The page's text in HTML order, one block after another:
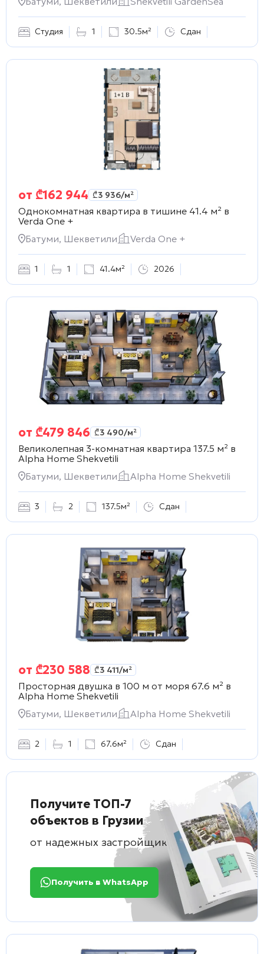
Студия 1 30.5м² Сдан
от ₾162 944 ₾3 936/м²
Однокомнатная квартира в тишине 41.4 м² в
Verda One +
Батуми, Шекветили
Verda One +
1 1 41.4м² 2026
от ₾479 846 ₾3 490/м²
Великолепная 3-комнатная квартира 137.5 м² в
Alpha Home Shekvetili
Батуми, Шекветили
Alpha Home Shekvetili
3 2 137.5м² Сдан
от ₾230 588 ₾3 411/м²
Просторная двушка в 100 м от моря 67.6 м² в
Alpha Home Shekvetili
Батуми, Шекветили
Alpha Home Shekvetili
2 1 67.6м² Сдан
Получите ТОП-7
объектов в Грузии
от надежных застройщиков
Получить в WhatsApp